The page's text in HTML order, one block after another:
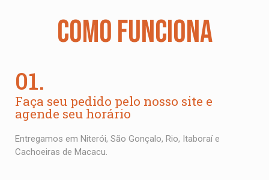
COMO FUNCIONA
01.
Faça seu pedido pelo nosso site e
agende seu horário
Entregamos em Niterói, São Gonçalo, Rio, Itaboraí e
Cachoeiras de Macacu.